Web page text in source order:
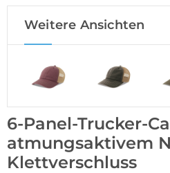
Weitere Ansichten
6-Panel-Trucker-
atmungsaktivem
Klettverschluss